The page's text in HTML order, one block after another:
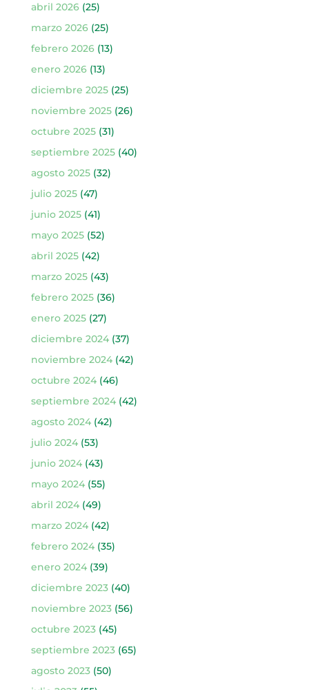
abril 2026(25)
marzo 2026(25)
febrero 2026(13)
enero 2026(13)
diciembre 2025(25)
noviembre 2025(26)
octubre 2025(31)
septiembre 2025(40)
agosto 2025(32)
julio 2025(47)
junio 2025(41)
mayo 2025(52)
abril 2025(42)
marzo 2025(43)
febrero 2025(36)
enero 2025(27)
diciembre 2024(37)
noviembre 2024(42)
octubre 2024(46)
septiembre 2024(42)
agosto 2024(42)
julio 2024(53)
junio 2024(43)
mayo 2024(55)
abril 2024(49)
marzo 2024(42)
febrero 2024(35)
enero 2024(39)
diciembre 2023(40)
noviembre 2023(56)
octubre 2023(45)
septiembre 2023(65)
agosto 2023(50)